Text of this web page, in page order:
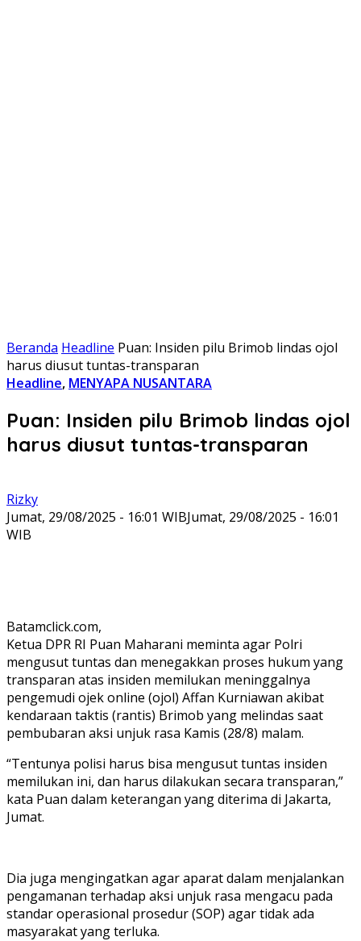
Beranda Headline Puan: Insiden pilu Brimob lindas ojol
harus diusut tuntas-transparan
Headline, MENYAPA NUSANTARA
Puan: Insiden pilu Brimob lindas ojol
harus diusut tuntas-transparan
Rizky
Jumat, 29/08/2025 - 16:01 WIBJumat, 29/08/2025 - 16:01
WIB
Batamclick.com,
Ketua DPR RI Puan Maharani meminta agar Polri
mengusut tuntas dan menegakkan proses hukum yang
transparan atas insiden memilukan meninggalnya
pengemudi ojek online (ojol) Affan Kurniawan akibat
kendaraan taktis (rantis) Brimob yang melindas saat
pembubaran aksi unjuk rasa Kamis (28/8) malam.
“Tentunya polisi harus bisa mengusut tuntas insiden
memilukan ini, dan harus dilakukan secara transparan,”
kata Puan dalam keterangan yang diterima di Jakarta,
Jumat.
Dia juga mengingatkan agar aparat dalam menjalankan
pengamanan terhadap aksi unjuk rasa mengacu pada
standar operasional prosedur (SOP) agar tidak ada
masyarakat yang terluka.